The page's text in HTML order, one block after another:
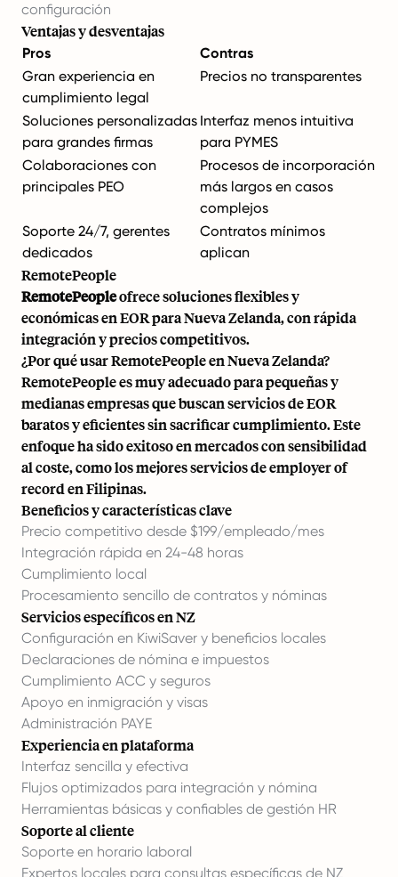
configuración
Ventajas y desventajas
Pros
Contras
Gran experiencia en
cumplimiento legal
Precios no transparentes
Soluciones personalizadas
para grandes firmas
Interfaz menos intuitiva
para PYMES
Colaboraciones con
principales PEO
Procesos de incorporación
más largos en casos
complejos
Soporte 24/7, gerentes
dedicados
Contratos mínimos
aplican
RemotePeople
RemotePeopleofrece soluciones flexibles y
económicas en EOR para Nueva Zelanda, con rápida
integración y precios competitivos.
¿Por qué usar RemotePeople en Nueva Zelanda?
RemotePeople es muy adecuado para pequeñas y
medianas empresas que buscan servicios de EOR
baratos y eficientes sin sacrificar cumplimiento. Este
enfoque ha sido exitoso en mercados con sensibilidad
al coste, como los mejores servicios de employer of
record en Filipinas.
Beneficios y características clave
Precio competitivo desde $199/empleado/mes
Integración rápida en 24-48 horas
Cumplimiento local
Procesamiento sencillo de contratos y nóminas
Servicios específicos en NZ
Configuración en KiwiSaver y beneficios locales
Declaraciones de nómina e impuestos
Cumplimiento ACC y seguros
Apoyo en inmigración y visas
Administración PAYE
Experiencia en plataforma
Interfaz sencilla y efectiva
Flujos optimizados para integración y nómina
Herramientas básicas y confiables de gestión HR
Soporte al cliente
Soporte en horario laboral
Expertos locales para consultas específicas de NZ